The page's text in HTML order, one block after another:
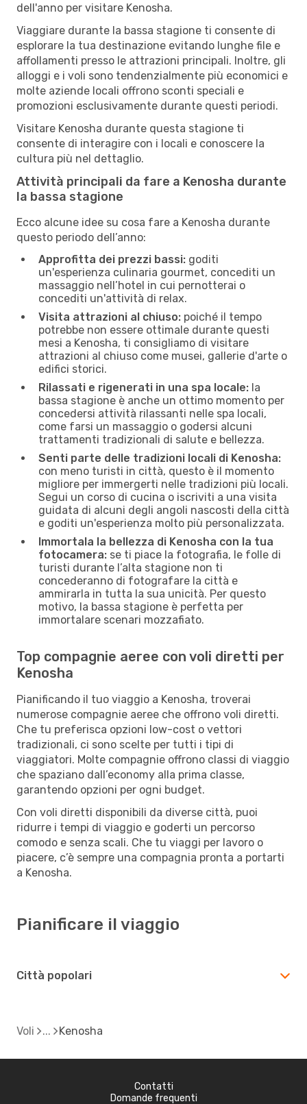
dell'anno per visitare Kenosha.
Viaggiare durante la bassa stagione ti consente di
esplorare la tua destinazione evitando lunghe file e
affollamenti presso le attrazioni principali. Inoltre, gli
alloggi e i voli sono tendenzialmente più economici e
molte aziende locali offrono sconti speciali e
promozioni esclusivamente durante questi periodi.
Visitare Kenosha durante questa stagione ti
consente di interagire con i locali e conoscere la
cultura più nel dettaglio.
Attività principali da fare a Kenosha durante
la bassa stagione
Ecco alcune idee su cosa fare a Kenosha durante
questo periodo dell’anno:
Approfitta dei prezzi bassi: goditi
un'esperienza culinaria gourmet, concediti un
massaggio nell’hotel in cui pernotterai o
concediti un'attività di relax.
Visita attrazioni al chiuso: poiché il tempo
potrebbe non essere ottimale durante questi
mesi a Kenosha, ti consigliamo di visitare
attrazioni al chiuso come musei, gallerie d'arte o
edifici storici.
Rilassati e rigenerati in una spa locale: la
bassa stagione è anche un ottimo momento per
concedersi attività rilassanti nelle spa locali,
come farsi un massaggio o godersi alcuni
trattamenti tradizionali di salute e bellezza.
Senti parte delle tradizioni locali di Kenosha:
con meno turisti in città, questo è il momento
migliore per immergerti nelle tradizioni più locali.
Segui un corso di cucina o iscriviti a una visita
guidata di alcuni degli angoli nascosti della città
e goditi un'esperienza molto più personalizzata.
Immortala la bellezza di Kenosha con la tua
fotocamera: se ti piace la fotografia, le folle di
turisti durante l’alta stagione non ti
concederanno di fotografare la città e
ammirarla in tutta la sua unicità. Per questo
motivo, la bassa stagione è perfetta per
immortalare scenari mozzafiato.
Top compagnie aeree con voli diretti per
Kenosha
Pianificando il tuo viaggio a Kenosha, troverai
numerose compagnie aeree che offrono voli diretti.
Che tu preferisca opzioni low-cost o vettori
tradizionali, ci sono scelte per tutti i tipi di
viaggiatori. Molte compagnie offrono classi di viaggio
che spaziano dall’economy alla prima classe,
garantendo opzioni per ogni budget.
Con voli diretti disponibili da diverse città, puoi
ridurre i tempi di viaggio e goderti un percorso
comodo e senza scali. Che tu viaggi per lavoro o
piacere, c’è sempre una compagnia pronta a portarti
a Kenosha.
Pianificare il viaggio
Città popolari
Voli Kenosha
Contatti
Domande frequenti